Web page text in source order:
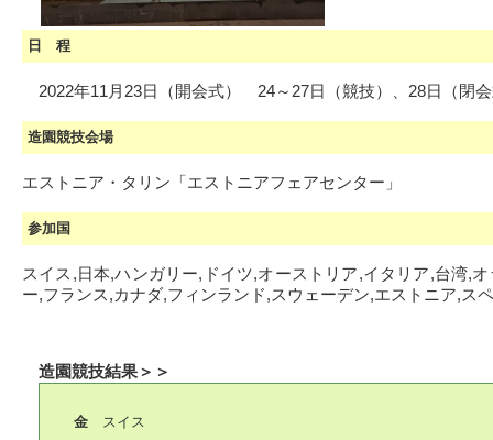
日 程
2022年11月23日（開会式） 24～27日（競技）、28日（閉
造園競技会場
エストニア・タリン「エストニアフェアセンター」
参加国
スイス,日本,ハンガリー,ドイツ,オーストリア,イタリア,台湾,
ー,フランス,カナダ,フィンランド,スウェーデン,エストニア,ス
造園競技結果＞＞
金 スイス